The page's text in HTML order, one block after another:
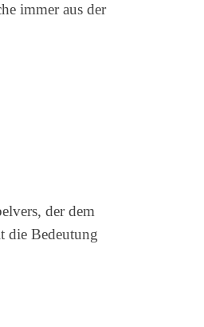
immer aus der
der dem
die Bedeutung